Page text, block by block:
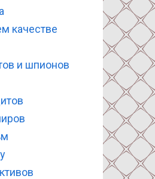
качестве
и шпионов